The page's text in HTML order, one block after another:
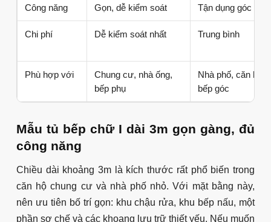
Công năng Gọn, dễ kiểm soát Tận dụng góc tốt
Chi phí Dễ kiểm soát nhất Trung bình
Phù hợp với
Chung cư, nhà ống,
bếp phụ
Nhà phố, căn hộ
bếp góc
Mẫu tủ bếp chữ I dài 3m gọn gàng, đủ
công năng
Chiều dài khoảng 3m là kích thước rất phổ biến trong
căn hộ chung cư và nhà phố nhỏ. Với mặt bằng này,
nên ưu tiên bố trí gọn: khu chậu rửa, khu bếp nấu, một
phần sơ chế và các khoang lưu trữ thiết yếu. Nếu muốn